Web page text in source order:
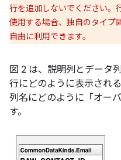
行を追加しないでください。
使用する場合、独自のタイプ
自由に利用できます。
図 2 は、説明列とデータ
行にどのように表示され
列名にどのように「オー
す。